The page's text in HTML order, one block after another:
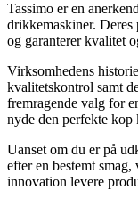
Tassimo er en
drikkemaskiner. Deres
og garanterer kvalitet
Virksomhedens
kvalitetskontrol samt
fremragende valg for
nyde den perfekte kop
Uanset om du er på
efter en bestemt
innovation levere